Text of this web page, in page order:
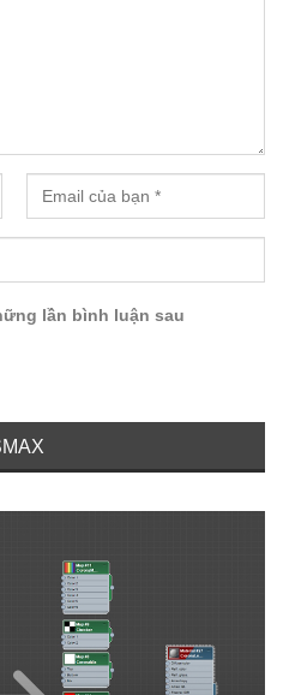
lần bình luận sau